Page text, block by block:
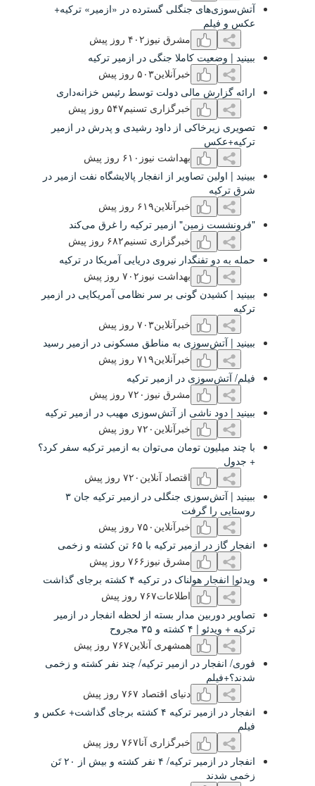
جنگلی گسترده در «ازمیر» ترکیه+
۴۰۲ روز پیش
کاملا جنگی در ازمیر ترکیه
۵۰٣ روز پیش
مالی دولت توسط رئیس خزانه‌داری
خبرگزاری تسنیم
۵۴۷ روز پیش
از داود رشیدی و پدرش در ازمیر
بهداشت نیوز۶۱۰ روز پیش
تصاویر از انفجار پالایشگاه نفت ازمیر در
۶۱٩ روز پیش
زمین" ازمیر ترکیه را غرق می‌کند
خبرگزاری تسنیم
۶۸۲ روز پیش
تفنگدار نیروی دریایی آمریکا در ترکیه
بهداشت نیوز۷۰۲ روز پیش
گونی بر سر نظامی آمریکایی در ازمیر
۷۰٣ روز پیش
آتش‌سوزی به مناطق مسکونی در ازمیر رسید
۷۱٩ روز پیش
در ازمیر ترکیه
۷۲۰ روز پیش
ناشی از آتش‌سوزی مهیب در ازمیر ترکیه
۷۲۰ روز پیش
تومان می‌توان به ازمیر ترکیه سفر کرد؟
اقتصاد آنلاین۷۲۰ روز پیش
ببینید | آتش‌سوزی جنگلی در ازمیر ترکیه جان ۳
۷۵۰ روز پیش
ترکیه با ۶۵ تن کشته و زخمی
۷۶۶ روز پیش
در ترکیه ۴ کشته برجای گذاشت
۷۶۷ روز پیش
مدار بسته از لحظه انفجار در ازمیر
همشهری آنلاین۷۶۷ روز پیش
در ازمیر ترکیه/ چند نفر کشته و زخمی
دنیای اقتصاد۷۶۷ روز پیش
انفجار در ازمیر ترکیه ۴ کشته برجای گذاشت+ عکس و
خبرگزاری آنا۷۶۷ روز پیش
انفجار در ازمیر ترکیه/ ۴ نفر کشته و بیش از ۲۰ تَن